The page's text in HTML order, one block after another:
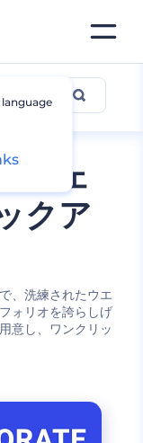
ウェ
クア
、洗練されたウエ
ォリオを誇らしげ
意し、ワンクリッ